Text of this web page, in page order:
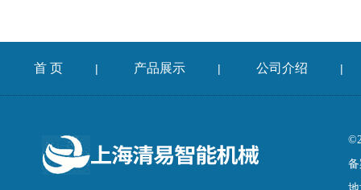
首 页 | 产品展示 | 公司介绍 |
备